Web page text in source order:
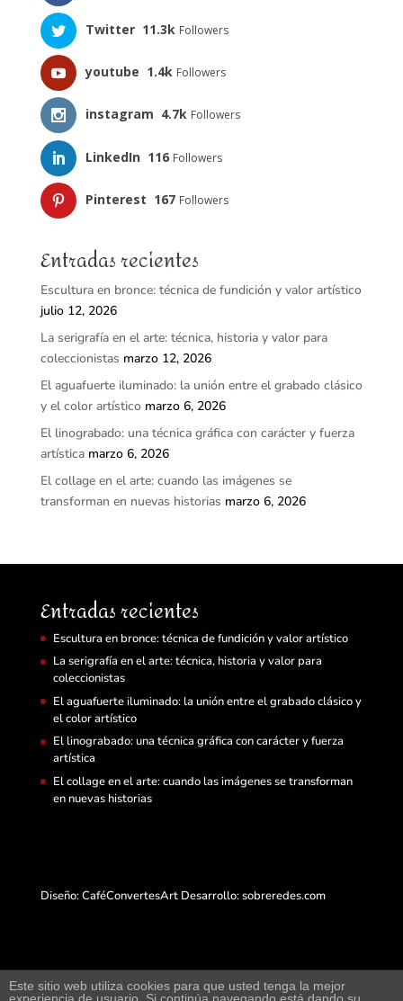
Twitter 11.3k Followers
youtube 1.4k Followers
instagram 4.7k Followers
LinkedIn 116 Followers
Pinterest 167 Followers
Entradas recientes
Escultura en bronce: técnica de fundición y valor artístico
julio 12, 2026
La serigrafía en el arte: técnica, historia y valor para
coleccionistas marzo 12, 2026
El aguafuerte iluminado: la unión entre el grabado clásico
y el color artístico marzo 6, 2026
El linograbado: una técnica gráfica con carácter y fuerza
artística marzo 6, 2026
El collage en el arte: cuando las imágenes se
transforman en nuevas historias marzo 6, 2026
Entradas recientes
Escultura en bronce: técnica de fundición y valor artístico
La serigrafía en el arte: técnica, historia y valor para
coleccionistas
El aguafuerte iluminado: la unión entre el grabado clásico y
el color artístico
El linograbado: una técnica gráfica con carácter y fuerza
artística
El collage en el arte: cuando las imágenes se transforman
en nuevas historias
Diseño: CaféConvertesArt Desarrollo:sobreredes.com
Este sitio web utiliza cookies para que usted tenga la mejor